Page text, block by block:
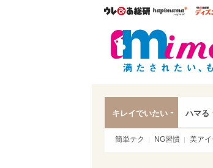
ウレぴあ総研
ハピ
キレイでいたい ハマる
簡単テク NG習慣 美アイ